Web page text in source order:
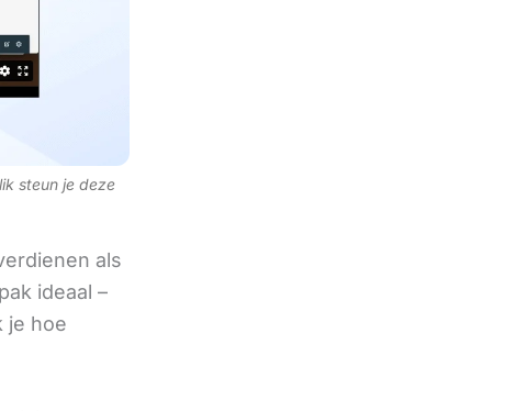
steun je deze
als
ideaal –
je hoe